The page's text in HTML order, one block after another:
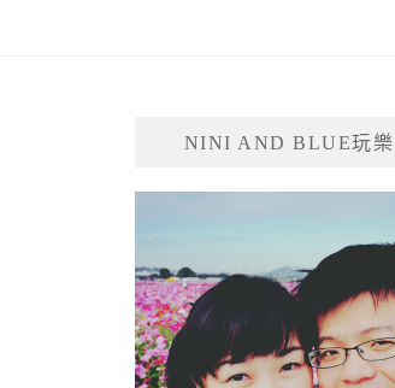
NINI AND BLUE玩樂